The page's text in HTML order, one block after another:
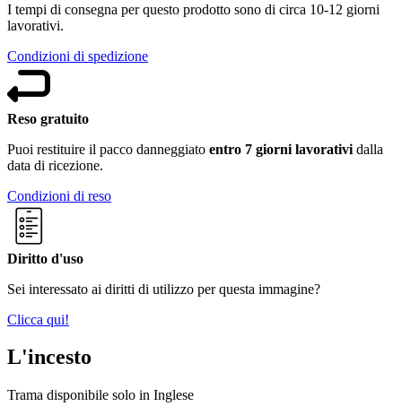
I tempi di consegna per questo prodotto sono di circa 10-12 giorni
lavorativi.
Condizioni di spedizione
Reso gratuito
Puoi restituire il pacco danneggiato entro 7 giorni lavorativi dalla
data di ricezione.
Condizioni di reso
Diritto d'uso
Sei interessato ai diritti di utilizzo per questa immagine?
Clicca qui!
L'incesto
Trama disponibile solo in Inglese